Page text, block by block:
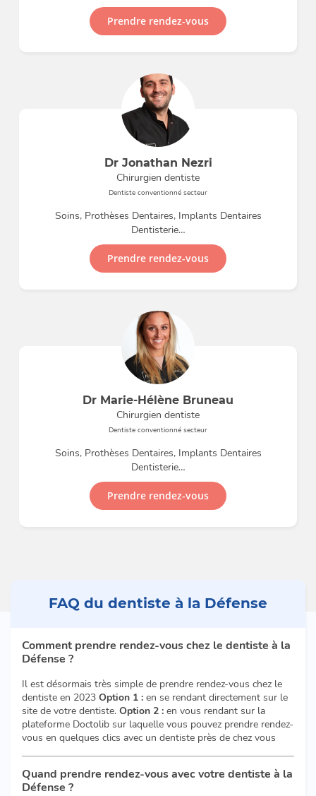
Prendre rendez-vous
Dr Jonathan Nezri
Chirurgien dentiste
Dentiste conventionné secteur
Soins, Prothèses Dentaires, Implants Dentaires
Dentisterie…
Prendre rendez-vous
Dr Marie-Hélène Bruneau
Chirurgien dentiste
Dentiste conventionné secteur
Soins, Prothèses Dentaires, Implants Dentaires
Dentisterie…
Prendre rendez-vous
FAQ du dentiste à la Défense
Comment prendre rendez-vous chez le dentiste à la
Défense ?
Il est désormais très simple de prendre rendez-vous chez le
dentiste en 2023 Option 1 : en se rendant directement sur le
site de votre dentiste. Option 2 : en vous rendant sur la
plateforme Doctolib sur laquelle vous pouvez prendre rendez-
vous en quelques clics avec un dentiste près de chez vous
Quand prendre rendez-vous avec votre dentiste à la
Défense ?